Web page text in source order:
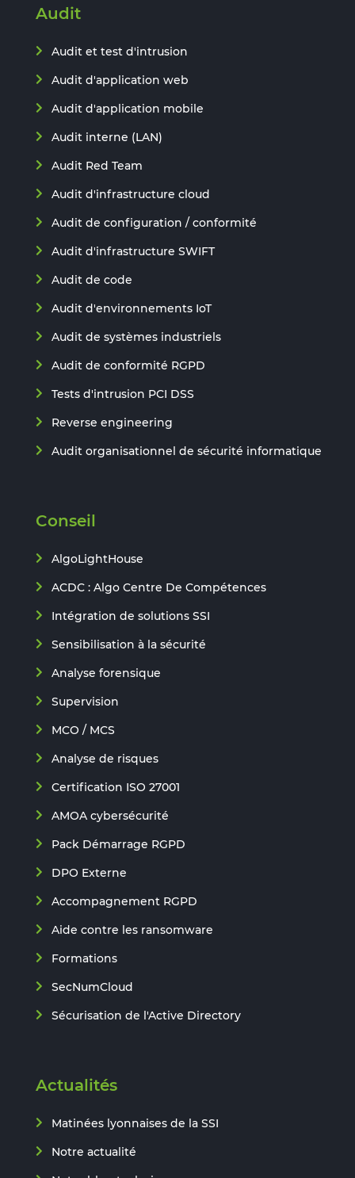
Audit
Audit et test d'intrusion
Audit d'application web
Audit d'application mobile
Audit interne (LAN)
Audit Red Team
Audit d'infrastructure cloud
Audit de configuration / conformité
Audit d'infrastructure SWIFT
Audit de code
Audit d'environnements IoT
Audit de systèmes industriels
Audit de conformité RGPD
Tests d'intrusion PCI DSS
Reverse engineering
Audit organisationnel de sécurité informatique
Conseil
AlgoLightHouse
ACDC : Algo Centre De Compétences
Intégration de solutions SSI
Sensibilisation à la sécurité
Analyse forensique
Supervision
MCO / MCS
Analyse de risques
Certification ISO 27001
AMOA cybersécurité
Pack Démarrage RGPD
DPO Externe
Accompagnement RGPD
Aide contre les ransomware
Formations
SecNumCloud
Sécurisation de l'Active Directory
Actualités
Matinées lyonnaises de la SSI
Notre actualité